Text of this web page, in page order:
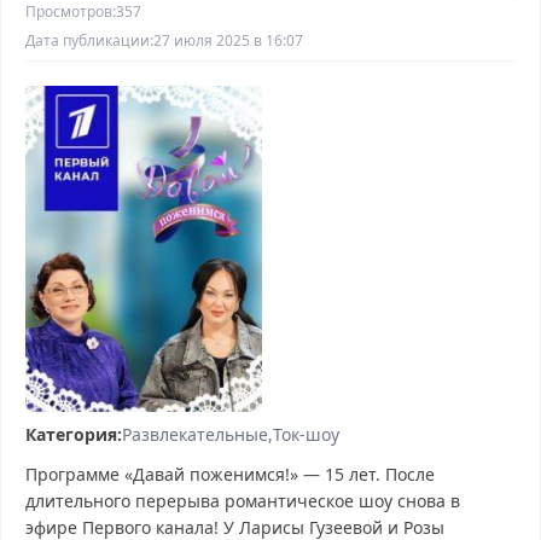
Просмотров:357
Дата публикации:27 июля 2025 в 16:07
Категория:Развлекательные Ток-шоу
Программе «Давай поженимся!» — 15 лет. После
длительного перерыва романтическое шоу снова в
эфире Первого канала! У Ларисы Гузеевой и Розы